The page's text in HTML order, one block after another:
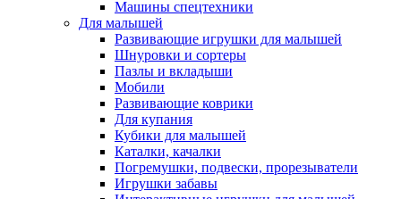
Машины спецтехники
Для малышей
Развивающие игрушки для малышей
Шнуровки и сортеры
Пазлы и вкладыши
Мобили
Развивающие коврики
Для купания
Кубики для малышей
Каталки, качалки
Погремушки, подвески, прорезыватели
Игрушки забавы